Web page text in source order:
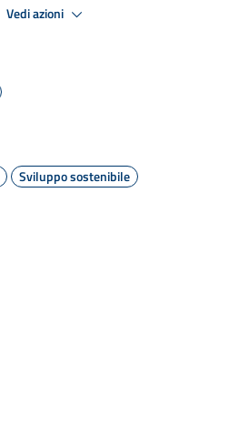
Vedi azioni
Sviluppo sostenibile